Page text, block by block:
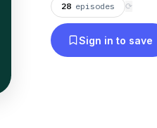
28 episodes ⟳
Sign in to save